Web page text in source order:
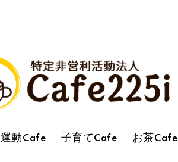
運動Cafe 子育てCafe お茶Cafe